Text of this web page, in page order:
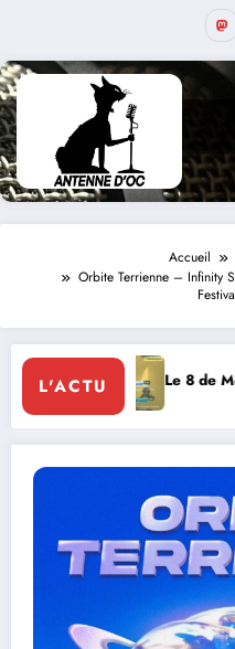
Accueil
Orbite Terrienne – Infinity
L'ACTU
8 de Montcabrier : Festival de